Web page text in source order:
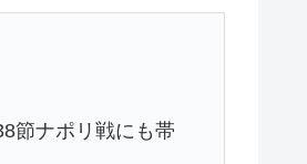
節ナポリ戦にも帯